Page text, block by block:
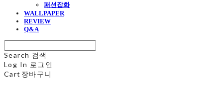
패션잡화
WALLPAPER
REVIEW
Q&A
Search 검색
Log In 로그인
Cart 장바구니